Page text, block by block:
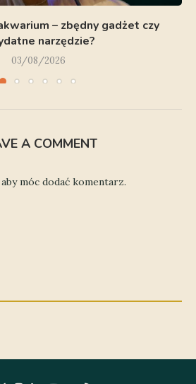
– zbędny gadżet czy
narzędzie?
03/08/2026
A COMMENT
aby móc dodać komentarz.